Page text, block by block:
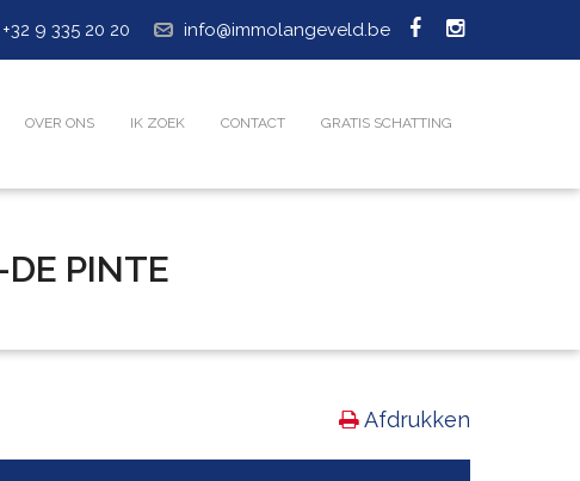
info@immolangeveld.be
+32 9 335 20 20
OVER ONS IK ZOEK CONTACT GRATIS SCHATTING
PINTE
Afdrukken